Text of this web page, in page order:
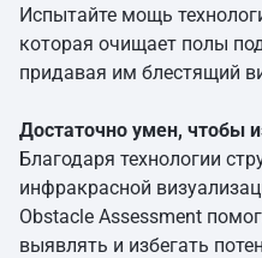
Испытайте мощь
которая очищает полы
придавая им блестящий
Достаточно умен, чтобы
Благодаря технологии
инфракрасной
Obstacle Assessment
выявлять и избегать